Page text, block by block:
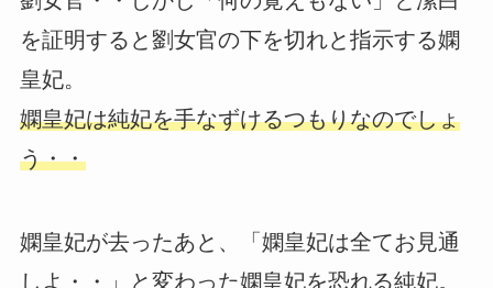
を証明すると劉女官の下を切れと指示する嫻
皇妃。
嫻皇妃は純妃を手なずけるつもりなのでしょ
う・・
嫻皇妃が去ったあと、「嫻皇妃は全てお見通
しよ・・」と変わった嫻皇妃を恐れる純妃。